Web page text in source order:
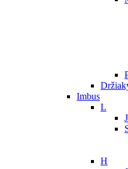
Imbus
L
H